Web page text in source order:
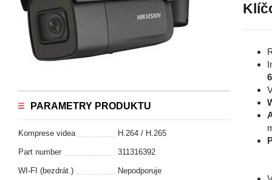
PARAMETRY PRODUKTU
Komprese videa H.264 / H.265
Part number 311316392
WI-FI (bezdrát.) Nepodporuje